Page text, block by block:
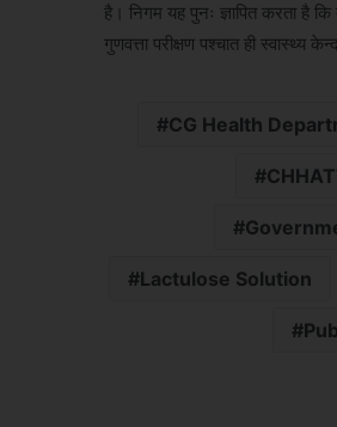
है। निगम यह पुनः ज्ञापित करता है
गुणवत्ता परीक्षण पश्चात ही स्वास्थ्य
CG Health
Lactulose Solution